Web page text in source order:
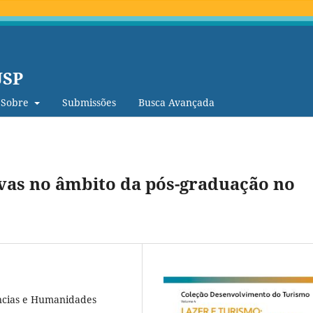
Sobre Submissões Busca Avançada
no âmbito da pós-graduação no
e Humanidades